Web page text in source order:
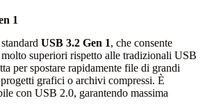
1
USB 3.2 Gen 1, che consente
superiori rispetto alle tradizionali USB
per spostare rapidamente file di grandi
grafici o archivi compressi. È
con USB 2.0, garantendo massima